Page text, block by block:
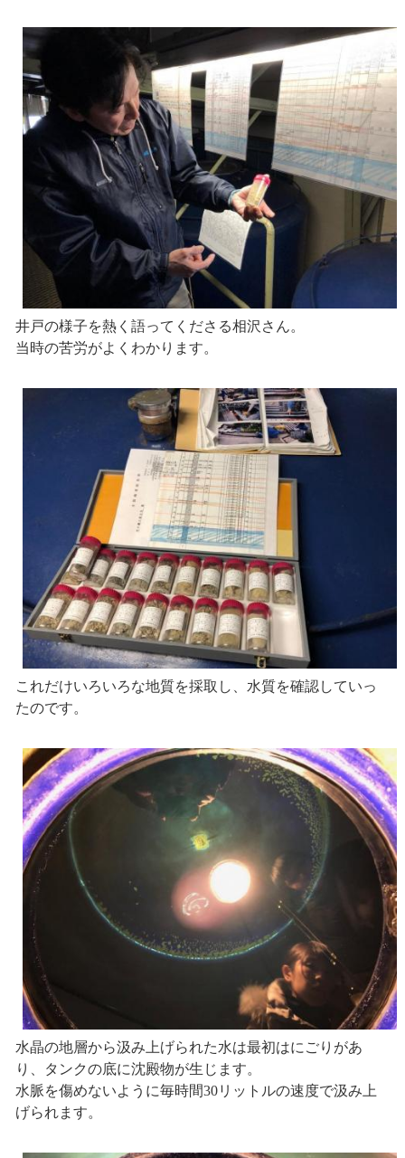
井戸の様子を熱く語ってくださる相沢さん。
当時の苦労がよくわかります。
これだけいろいろな地質を採取し、水質を確認していっ
たのです。
水晶の地層から汲み上げられた水は最初はにごりがあ
り、タンクの底に沈殿物が生じます。
水脈を傷めないように毎時間30リットルの速度で汲み上
げられます。